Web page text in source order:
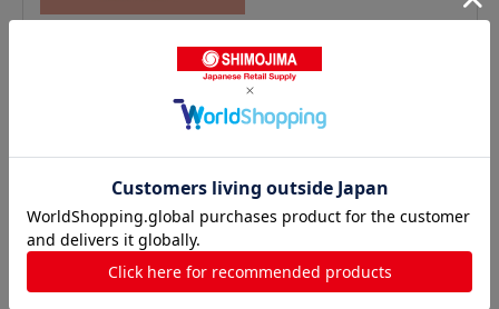
穴あきお玉の人気商品との比較